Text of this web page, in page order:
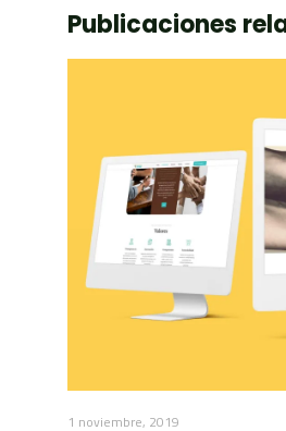
Publicaciones
1 noviembre, 2019